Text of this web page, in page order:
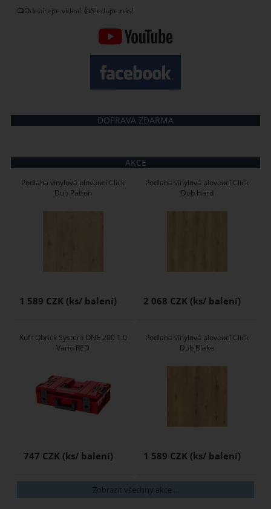
📺Odebírejte videa! 👍Sledujte nás!
DOPRAVA ZDARMA
AKCE
Podlaha vinylová plovoucí Click
Dub Patton
1 589 CZK
Podlaha vinylová plovoucí Click
Dub Hard
2 068 CZK
Kufr Qbrick System ONE 200 1.0
Vario RED
747 CZK
Podlaha vinylová plovoucí Click
Dub Blake
1 589 CZK
Zobrazit všechny akce ...